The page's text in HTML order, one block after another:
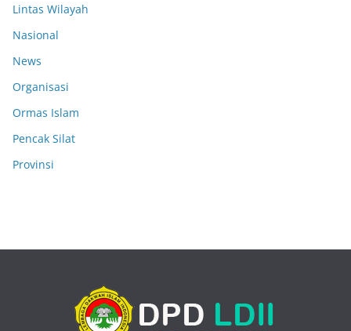
Lintas Wilayah
Nasional
News
Organisasi
Ormas Islam
Pencak Silat
Provinsi